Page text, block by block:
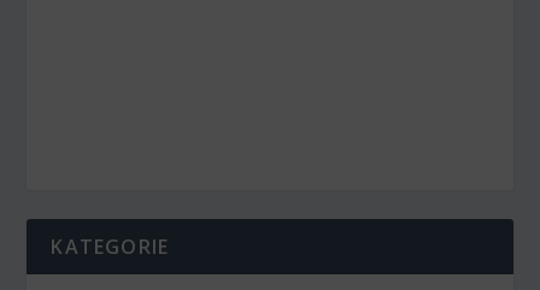
KATEGORIE